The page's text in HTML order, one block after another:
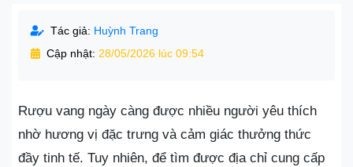
Tác giả: Huỳnh Trang
Cập nhật: 28/05/2026 lúc 09:54
Rượu vang ngày càng được nhiều người yêu thích
nhờ hương vị đặc trưng và cảm giác thưởng thức
đầy tinh tế. Tuy nhiên, để tìm được địa chỉ cung cấp